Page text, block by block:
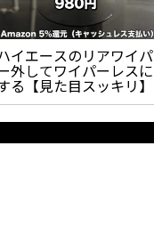
ハイエース】DIYで制
・断熱・防音施工やっ
けど、驚くほど効果あ
ました。